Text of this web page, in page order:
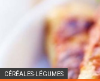
CÉRÉALES-LÉGUMES